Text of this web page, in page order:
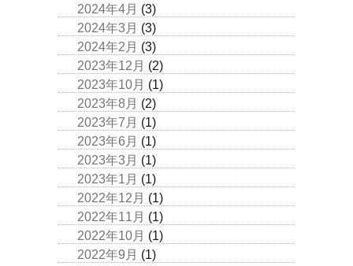
2024年4月 (3)
2024年3月 (3)
2024年2月 (3)
2023年12月 (2)
2023年10月 (1)
2023年8月 (2)
2023年7月 (1)
2023年6月 (1)
2023年3月 (1)
2023年1月 (1)
2022年12月 (1)
2022年11月 (1)
2022年10月 (1)
2022年9月 (1)